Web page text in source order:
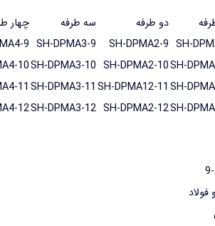
دو طرفه سه طرفه
چهار
SH-
SH-DPMA2-9
SH-DPMA3-9
9
SH-
SH-DPMA2-10
SH-DPMA3-10
10
SH-
SH-DPMA12-11
SH-DPMA3-11
11
SH-
SH-DPMA2-12
SH-DPMA3-12
12
فولاد